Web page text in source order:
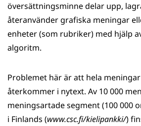
översättningsminne delar upp,
återanvänder grafiska meningar
enheter (som rubriker) med hjälp
algoritm.
Problemet här är att hela
återkommer i nytext. Av 10 000
meningsartade segment (100 000
i Finlands (www.csc.fi/kielipankki/)